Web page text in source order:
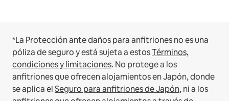
*La Protección ante daños para anfitriones no es una
póliza de seguro y está sujeta a estosTérminos,
condiciones y limitaciones. No protege a los
anfitriones que ofrecen alojamientos en Japón, donde
se aplica elSeguro para anfitriones de Japón, ni a los